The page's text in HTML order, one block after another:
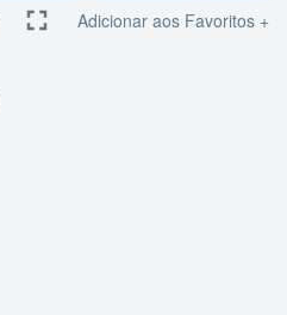
Adicionar aos Favoritos +